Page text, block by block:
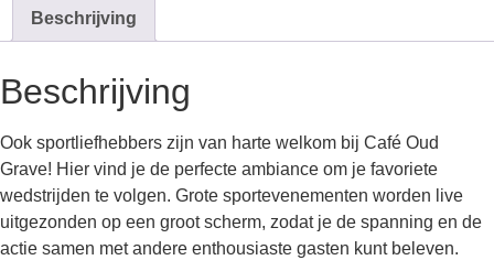
Beschrijving
Beschrijving
Ook sportliefhebbers zijn van harte welkom bij Café Oud
Grave! Hier vind je de perfecte ambiance om je favoriete
wedstrijden te volgen. Grote sportevenementen worden live
uitgezonden op een groot scherm, zodat je de spanning en de
actie samen met andere enthousiaste gasten kunt beleven.